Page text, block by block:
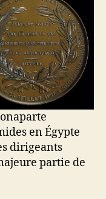
de
Napoléon
Bonaparte)
en Égypte
dirigeants
partie de